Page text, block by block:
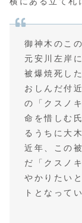
御神木のこ
元安川左岸
被爆焼死し
おしんだ付
の「クスノ
命を惜しむ
るうちに大
近年、この
だ「クスノ
やかりたい
トとなって